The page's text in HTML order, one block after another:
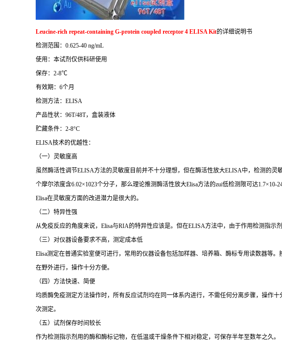
Leucine-rich repeat-containing G-protein coupled receptor 4 ELISA Kit的详细说明书
检测范围： 0.625-40 ng/mL
使用：本试剂仅供科研使用
保存： 2-8℃
有效期： 6个月
检测方法： ELISA
产品性状： 96T/48T，盒装液体
贮藏条件： 2-8°C
ELISA技术的优越性：
（一）灵敏度高
虽然酶活性调节ELISA方法的灵敏度目前并不十分理想，但在酶活性放大ELISA中，检测的灵
个摩尔浓度含6.02×1023个分子，那么理论推测酶活性放大Elisa方法的zui低检测限可达1.7×10-
Elisa在灵敏度方面的改进潜力是很大的。
（二）特异性强
从免疫反应的角度来说， Elisa与RIA的特异性应该是。但在ELISA方法中，由于作用检测指示
（三）对仪器设备要求不高，测定成本低
Elisa测定在普通实验室便可进行，常用的仪器设备包括加样器、培养箱、酶标专用读数器等
在野外进行，操作十分方便。
（四）方法快速、简便
均质酶免疫测定方法操作时，所有反应试剂均在同一体系内进行，不需任何分离步骤，操作
次测定。
（五）试剂保存时间较长
作为检测指示剂用的酶和酶标记物，在低温或干燥条件下相对稳定，可保存半年至数年之久。